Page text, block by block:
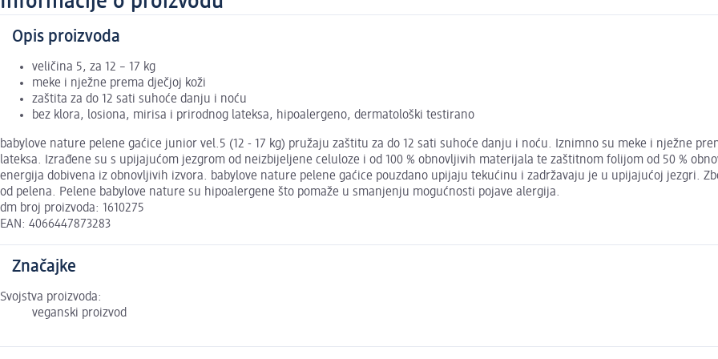
Opis proizvoda
veličina 5, za 12 – 17 kg
meke i nježne prema dječjoj koži
zaštita za do 12 sati suhoće danju i noću
bez klora, losiona, mirisa i prirodnog lateksa, hipoalergeno, dermatološki testirano
babylove nature pelene gaćice junior vel.5 (12 - 17 kg) pružaju zaštitu za do 12 sati suhoće danju i noću. Iznimno su meke i nježne
lateksa. Izrađene su s upijajućom jezgrom od neizbijeljene celuloze i od 100 % obnovljivih materijala te zaštitnom folijom od 50 %
energija dobivena iz obnovljivih izvora. babylove nature pelene gaćice pouzdano upijaju tekućinu i zadržavaju je u upijajućoj jezgri.
od pelena. Pelene babylove nature su hipoalergene što pomaže u smanjenju mogućnosti pojave alergija.
dm broj proizvoda: 1610275
EAN: 4066447873283
Značajke
Svojstva proizvoda:
veganski proizvod